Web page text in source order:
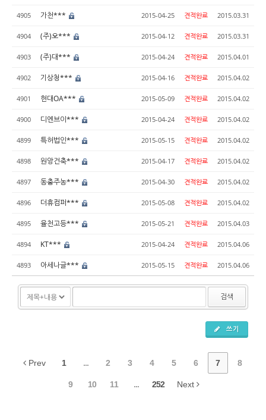
4905 가천*** 2015-04-25 견적완료 2015.03.31
4904 (주)오*** 2015-04-12 견적완료 2015.03.31
4903 (주)대*** 2015-04-24 견적완료 2015.04.01
4902 기상청*** 2015-04-16 견적완료 2015.04.02
4901 현대OA*** 2015-05-09 견적완료 2015.04.02
4900 디엔브이*** 2015-04-24 견적완료 2015.04.02
4899 특허법인*** 2015-05-15 견적완료 2015.04.02
4898 원앙건축*** 2015-04-17 견적완료 2015.04.02
4897 동충주농*** 2015-04-30 견적완료 2015.04.02
4896 더휴컴퍼*** 2015-05-08 견적완료 2015.04.02
4895 율천고등*** 2015-05-21 견적완료 2015.04.03
4894 KT*** 2015-04-24 견적완료 2015.04.06
4893 아세나글*** 2015-05-15 견적완료 2015.04.06
검색
쓰기
Prev 1 ... 2 3 4 5 6 7 8
9 10 11 ... 252 Next